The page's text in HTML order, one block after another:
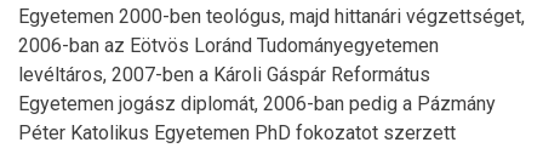
Egyetemen 2000-ben teológus, majd hittanári végzettséget,
2006-ban az Eötvös Loránd Tudományegyetemen
levéltáros, 2007-ben a Károli Gáspár Református
Egyetemen jogász diplomát, 2006-ban pedig a Pázmány
Péter Katolikus Egyetemen PhD fokozatot szerzett